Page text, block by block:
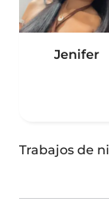
Jenifer
Trabajos de